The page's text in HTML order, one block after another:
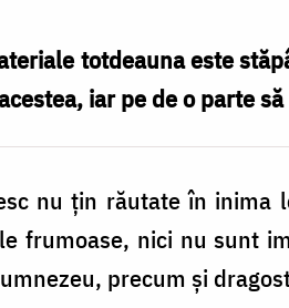
totdeauna este
iar pe de o parte
nu ţin răutate în
frumoase, nici nu sunt
precum şi